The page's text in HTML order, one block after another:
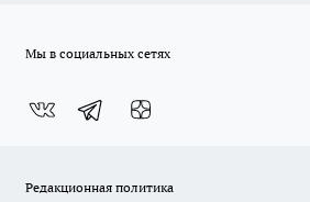
Мы в социальных сетях
Редакционная политика